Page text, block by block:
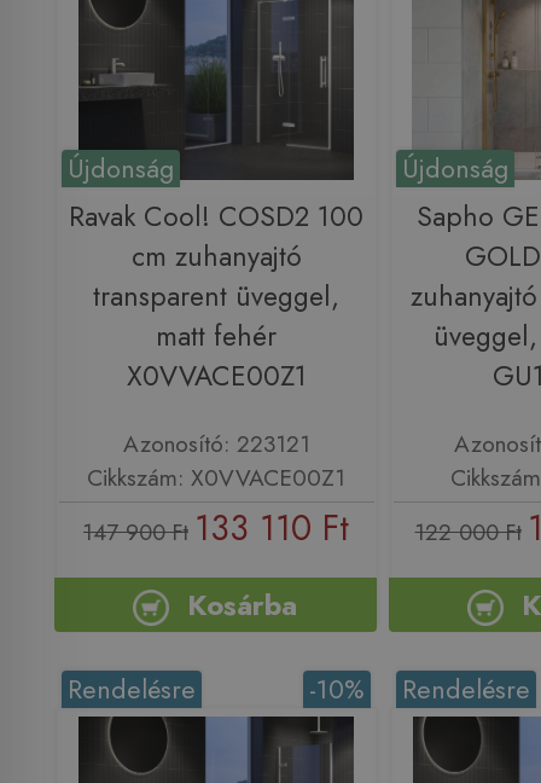
Újdonság
Ravak Cool! COSD2 100
cm zuhanyajtó
transparent üveggel,
matt fehér
X0VVACE00Z1
Azonosító: 223121
Cikkszám: X0VVACE00Z1
147 900 Ft 133 110 Ft
Kosárba
Újdonság
Sapho
122 000 Ft
-10%
Rendelésre Rendelésre